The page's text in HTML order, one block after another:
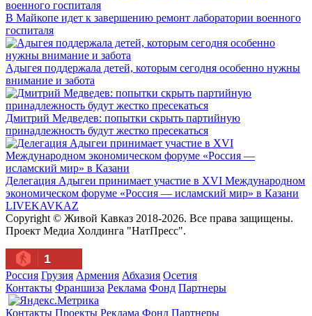
В Майкопе идет к завершению ремонт лаборатории военного
госпиталя
Адыгея поддержала детей, которым сегодня особенно нужны
внимание и забота
Дмитрий Медведев: попытки скрыть партийную
принадлежность будут жестко пресекаться
Делегация Адыгеи принимает участие в XVI Международном
экономическом форуме «Россия — исламский мир» в Казани
LIVEKAVKAZ
Copyright © Живой Кавказ 2018-2026. Все права защищены.
Проект Медиа Холдинга "НатПресс".
1
Россия Грузия Армения Абхазия Осетия
Контакты Франшиза Реклама Фонд Партнеры
Контакты Проекты Реклама Фонд Партнеры